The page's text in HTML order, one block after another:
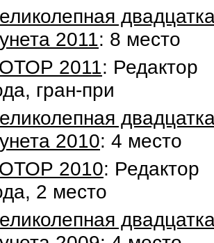
2011: 8 место
2011: Редактор
гран-при
2010: 4 место
2010: Редактор
2 место